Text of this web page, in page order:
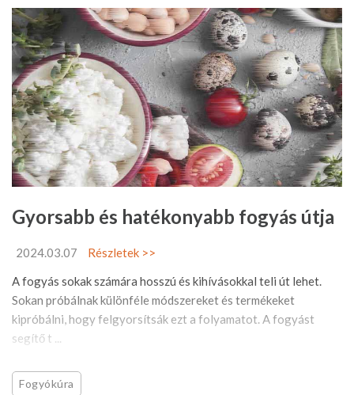
Gyorsabb és hatékonyabb fogyás útja
2024.03.07
Részletek >>
A fogyás sokak számára hosszú és kihívásokkal teli út lehet.
Sokan próbálnak különféle módszereket és termékeket
kipróbálni, hogy felgyorsítsák ezt a folyamatot. A fogyást
segítő t ...
Fogyókúra